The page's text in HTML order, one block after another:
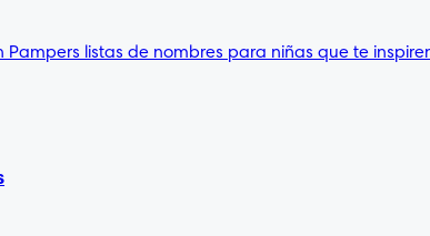
listas de nombres para niñas que te